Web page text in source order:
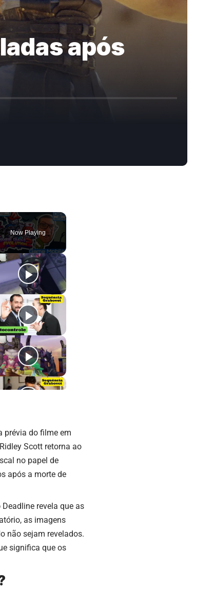
após
Now Playing
prévia do filme em
Scott retorna ao
no papel de
após a morte de
Deadline revela que as
as imagens
não sejam revelados.
significa que os